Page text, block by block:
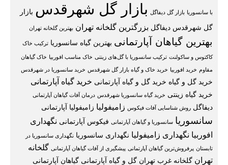
با سانسوریا بازار گل دیفاگل بازار گل شهرقدس بازار
گل شهرقدس دیفاگل بزرگترین گلخانه تهران بهترین گلخانه تهران
بهترین گیاهان آپارتمانی بهترین گیاه سانسوریا ترکیب خاک
کاکتوس و ساکولنت ترکیب سانسوریا با گل‌های زینتی خاک مناسب افوربیا خاک گیاهان
مقاوم خرید افوربیا خرید خاک و گیاه بازار گل شهرقدس خرید سانسوریا در شهرقدس
خرید گل و گیاه خرید گل و گیاه آپارتمانی خرید گیاه آپارتمانی
خرید گیاه زینتی خرید گیاه سانسوریا شهرقدس درمان آفات گیاهان آپارتمانی
دیفاگل روش شناسایی آفات فیکوس زامیفولیا زامیفولیا آپارتمانی
سانسوریا سانسوریا و گیاهان آپارتمانی فیکوس آپارتمانی نگهداری
افوربیا نگهداری زامیفولیا نگهداری سانسوریا نگهداری سانسوریا در
تابستان پرفروش‌ترین گیاهان آپارتمانی پیشگیری از آفات گیاهان آپارتمانی گلخانه
تهران گلخانه غرب تهران گل و گیاه آپارتمانی گیاهان آپارتمانی